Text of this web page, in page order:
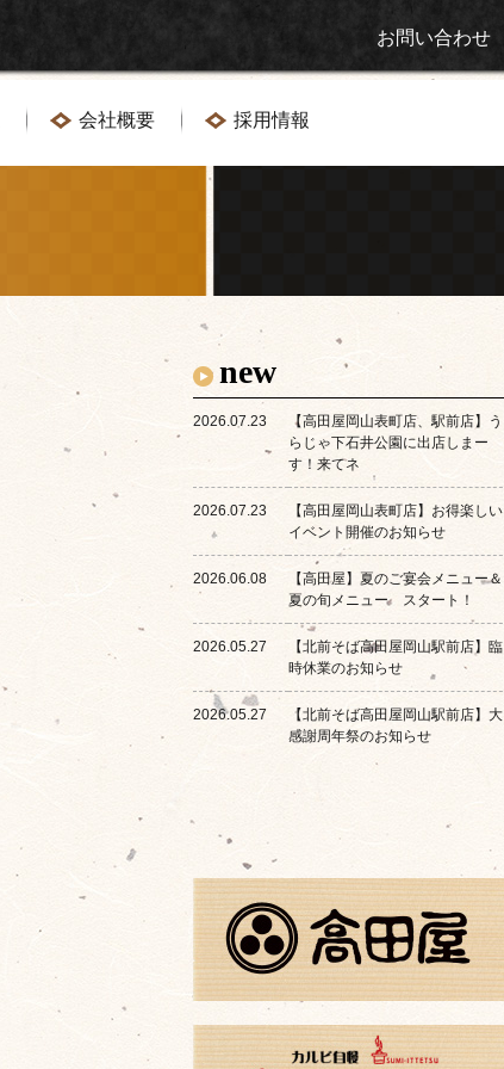
お問い合わせ
会社概要 採用情報
new
2026.07.23
【高田屋岡山表町店、駅前店】う
らじゃ下石井公園に出店しまー
す！来てネ
2026.07.23
【高田屋岡山表町店】お得楽しい
イベント開催のお知らせ
2026.06.08
【高田屋】夏のご宴会メニュー＆
夏の旬メニュー スタート！
2026.05.27
【北前そば高田屋岡山駅前店】臨
時休業のお知らせ
2026.05.27
【北前そば高田屋岡山駅前店】大
感謝周年祭のお知らせ